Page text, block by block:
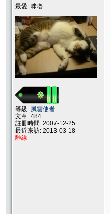
最愛: 咪嚕
等級: 風雲使者
文章: 484
註冊時間: 2007-12-25
最近來訪: 2013-03-18
離線